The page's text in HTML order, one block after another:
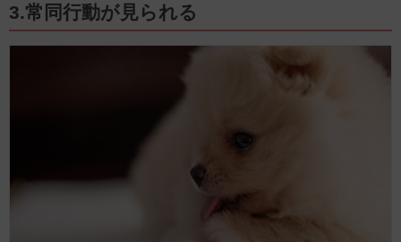
3.常同行動が見られる